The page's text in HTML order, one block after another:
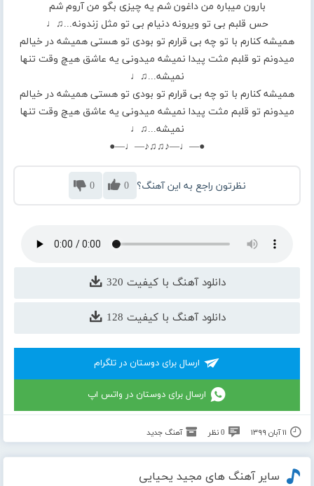
بارون میباره من داغون شم یه چیزی بگو من آروم شم
حس قلبم بی تو ویرونه دنیام بی تو مثل زندونه...♫♩
همیشه کنارم با تو چه بی قرارم تو بودی تو هستی همیشه در خیالم
میدونم تو قلبم مثت پیدا نمیشه میدونی یه عاشق هیچ وقت تنها
نمیشه...♫♩
همیشه کنارم با تو چه بی قرارم تو بودی تو هستی همیشه در خیالم
میدونم تو قلبم مثت پیدا نمیشه میدونی یه عاشق هیچ وقت تنها
نمیشه...♫♩
●—♩—♪♫♫♪—♩—●
نظرتون راجع به این آهنگ؟ 0
0
دانلود آهنگ با کیفیت 320
دانلود آهنگ با کیفیت 128
ارسال برای دوستان در تلگرام
ارسال برای دوستان در واتس اپ
۱۱ آبان ۱۳۹۹ 0 نظر آهنگ جدید
سایر آهنگ های مجید یحیایی